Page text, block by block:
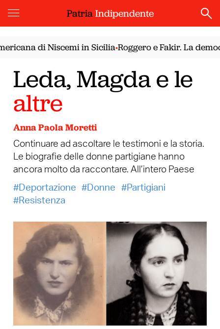
PatriaIndipendente
di Niscemi in Sicilia•Roggero e Fakir. La
Leda, Magda e le
altre
Anna Paola Moretti
Continuare ad ascoltare le testimoni e la storia.
Le biografie delle donne partigiane hanno
ancora molto da raccontare. All’intero Paese
Deportazione
Donne
Partigiani
Resistenza